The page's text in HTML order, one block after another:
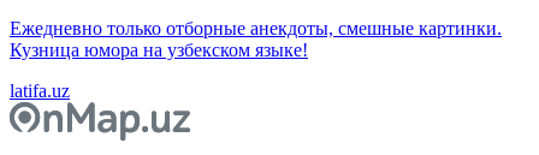
Ежедневно только отборные анекдоты, смешные картинки.
Кузница юмора на узбекском языке!
latifa.uz